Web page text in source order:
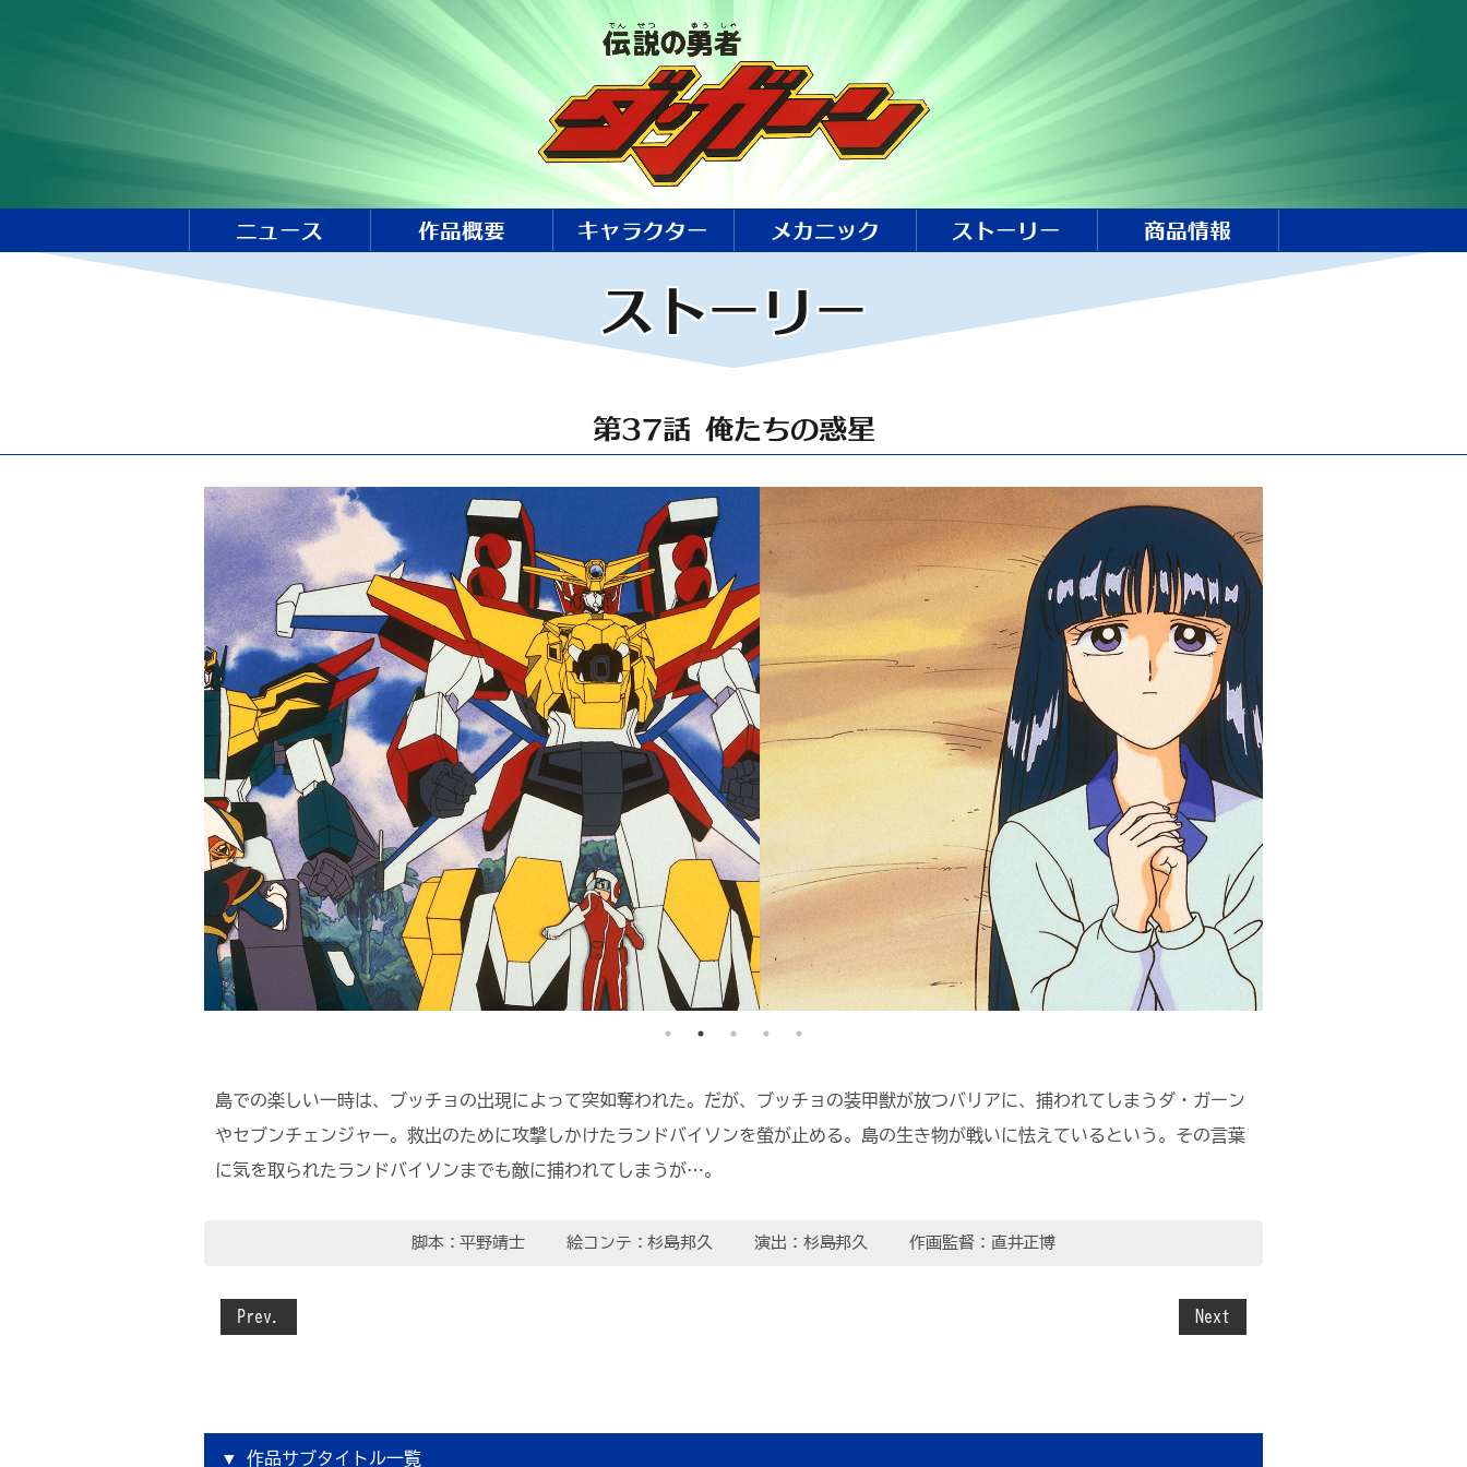
ニュース 作品概要 キャラクター メカニック ストーリー 商品情報
ストーリー
第37話 俺たちの惑星
島での楽しい一時は、ブッチョの出現によって突如奪われた。だが、ブッチョの装甲獣が放つバリアに、捕われてしまうダ・ガーン
やセブンチェンジャー。救出のために攻撃しかけたランドバイソンを螢が止める。島の生き物が戦いに怯えているという。その言葉
に気を取られたランドバイソンまでも敵に捕われてしまうが…。
脚本：平野靖士 絵コンテ：杉島邦久 演出：杉島邦久 作画監督：直井正博
Prev. Next
作品サブタイトル一覧